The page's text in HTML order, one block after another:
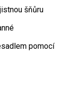
šňůru
pomocí